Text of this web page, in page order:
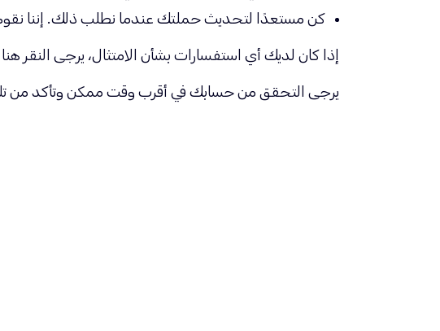
كن مستعدًا لتحديث حملتك عندما نطلب ذلك. إننا
إذا كان لديك أي استفسارات بشأن الامتثال، يرجى النقر هنا
يرجى التحقق من حسابك في أقرب وقت ممكن وتأكد من